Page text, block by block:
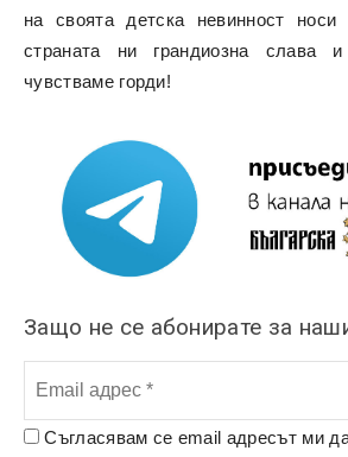
на своята детска невинност
страната ни грандиозна
чувстваме горди!
Защо не се абонирате за
Съгласявам се email адресът ми